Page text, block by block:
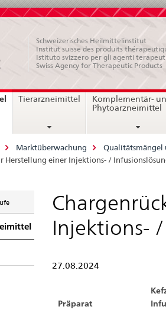
Schweizerisches Heilmittelinstitut
Institut suisse des produits
Istituto svizzero per gli agenti
Swiss Agency for Therapeutic Products
current
Tierarzneimittel
Komplementär-
Phytoarzneimittel
Marktüberwachung Qualitätsmängel
Herstellung einer Injektions- /
Injektions-
27.08.2024
Präparat